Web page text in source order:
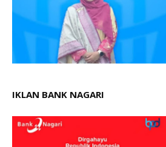
IKLAN BANK NAGARI